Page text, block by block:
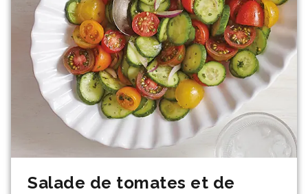
Salade de tomates et de